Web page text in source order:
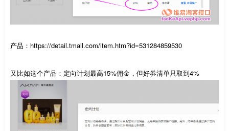
产品：https://detail.tmall.com/item.htm?id=531284859530
又比如这个产品：定向计划最高15%佣金，但好券清单只取到4%